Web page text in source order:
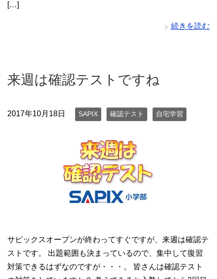
[…]
続きを読む
来週は確認テストですね
2017年10月18日 SAPIX 確認テスト 自宅学習
サピックスオープンが終わってすぐですが、来週は確認テ
ストです。 出題範囲も決まっているので、集中して復習
対策できるはずなのですが・・・。 皆さんは確認テスト